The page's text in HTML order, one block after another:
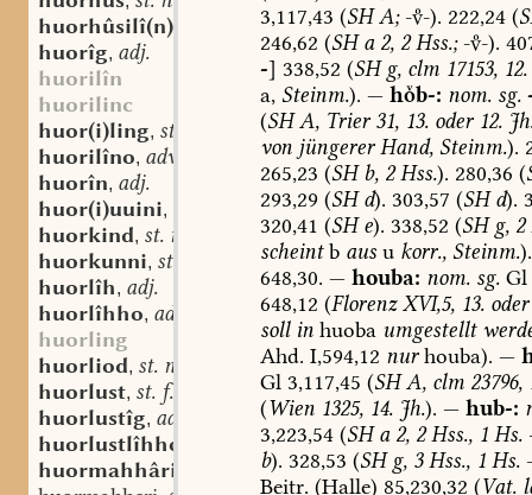
huorhûsilî(n)
huorîg, adj.
huorilîn
huorilinc
huor(i)ling, st. m.
huorilîno, adv.
huorîn, adj.
huor(i)uuini,
huorkind, st. n.
huorkunni, st. n.
huorlîh, adj.
huorlîhho, adv.
huorling
huorliod, st. n.
huorlust, st. f.
huorlustîg, adj.
huorlustlîhho
huormahhâri
3,117,43 (SHA;--). 222,24(
246,62 (SH a2,2Hss.;--).
-] 338,52 (SHg,clm 17153,12.
a, Steinm.). — hb-: nom.sg.
(SHA,Trier31,13.oder12.
vonjüngererHand,Steinm.).
265,23 (SHb,2Hss.). 280,36 (
293,29 (SHd). 303,57 (SHd).
320,41 (SHe). 338,52 (SH g,2
scheintb ausu korr.,Steinm.).
648,30. — houba: nom.sg.Gl
648,12 (FlorenzXVI,5,13.oder
sollinhuoba umgestellt
Ahd. I,594,12 nurhouba). —
Gl3,117,45 (SHA,clm23796,
(Wien1325,14.Jh.). — hub-:
3,223,54(SHa2,2Hss.,1Hs.
b). 328,53 (SHg,3Hss.,1Hs.-
Beitr. (Halle) 85,230,32 (Vat.